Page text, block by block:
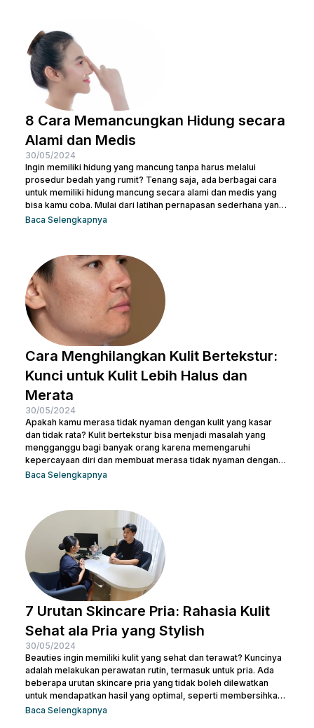
simak penjelasan lengkapnya di bawah ini. 5 Penyebab Double
Chin Penyebab...
8 Cara Memancungkan Hidung secara
Alami dan Medis
30/05/2024
Ingin memiliki hidung yang mancung tanpa harus melalui
prosedur bedah yang rumit? Tenang saja, ada berbagai cara
untuk memiliki hidung mancung secara alami dan medis yang
bisa kamu coba. Mulai dari latihan pernapasan sederhana yang
bisa dilakukan di rumah hingga prosedur medis yang lebih
indah dan proporsional. Yuk, temukan cara terbaik yang sesuai
dengan kebutuhanmu dan raih penampilan yang...
Baca Selengkapnya
Cara Menghilangkan Kulit Bertekstur:
Kunci untuk Kulit Lebih Halus dan
Merata
30/05/2024
Apakah kamu merasa tidak nyaman dengan kulit yang kasar
dan tidak rata? Kulit bertekstur bisa menjadi masalah yang
mengganggu bagi banyak orang karena memengaruhi
kepercayaan diri dan membuat merasa tidak nyaman dengan
penampilan kulit. Namun, jangan khawatir, ada berbagai cara
membahas secara mendalam cara menghilangkan kulit
bertekstur dengan langkah-langkah perawatan yang
sederhana namun efektif. Dari penggunaan produk yang sesuai
hingga perawatan...
Baca Selengkapnya
7 Urutan Skincare Pria: Rahasia Kulit
Sehat ala Pria yang Stylish
30/05/2024
Beauties ingin memiliki kulit yang sehat dan terawat? Kuncinya
adalah melakukan perawatan rutin, termasuk untuk pria. Ada
beberapa urutan skincare pria yang tidak boleh dilewatkan
untuk mendapatkan hasil yang optimal, seperti membersihkan
wajah dengan facial wash, menggunakan toner, dan langkah-
Baca Selengkapnya